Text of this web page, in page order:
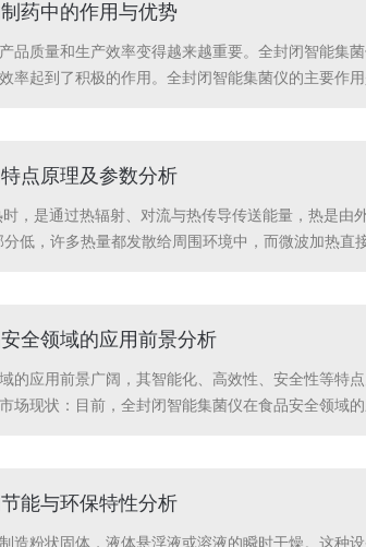
药中的作用与优势
品质量和生产效率变得越来越重要。全封闭智能
率起到了积极的作用。全封闭智能集菌仪的主要作
点原理及参数分析
，是通过热辐射、对流与热传导传送能量，热是
低，许多热量都发散给周围环境中，而微波加热
全领域的应用前景分析
的应用前景广阔，其智能化、高效性、安全性等特
场现状：目前，全封闭智能集菌仪在食品安全领域
能与环保特性分析
造粉状固体，液体悬浮液或溶液的瞬时干燥。这种